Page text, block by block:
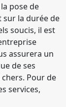
pose de
la durée de
soucis, il est
assurera un
de ses
Pour de
services,